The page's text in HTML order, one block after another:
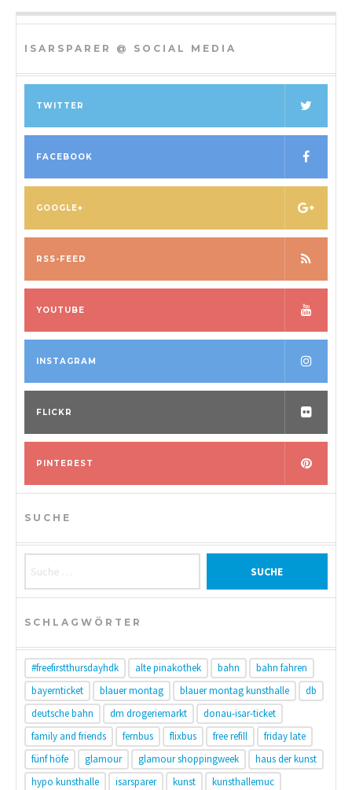
ISARSPARER @ SOCIAL MEDIA
TWITTER
FACEBOOK
GOOGLE+
RSS-FEED
YOUTUBE
INSTAGRAM
FLICKR
PINTEREST
SUCHE
SCHLAGWÖRTER
#freefirstthursdayhdk alte pinakothek bahn
bahn fahren
bayernticket
blauer montag blauer montag kunsthalle
db
deutsche bahn
dm drogeriemarkt
donau-isar-ticket
family and friends
fernbus flixbus free refill
friday late
fünf höfe
glamour glamour shoppingweek
haus der kunst
hypo kunsthalle
isarsparer kunst
kunsthallemuc